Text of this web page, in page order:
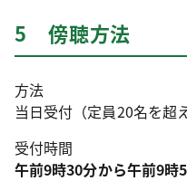
5 傍聴方法
方法
当日受付（定員20名を超
受付時間
午前9時30分から午前9時